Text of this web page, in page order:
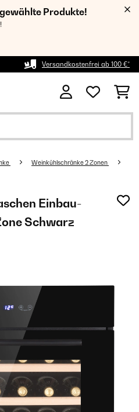
Produkte!
Versandkostenfrei ab 100 €*
Weinkühlschränke 2 Zonen
Einbau-
Schwarz